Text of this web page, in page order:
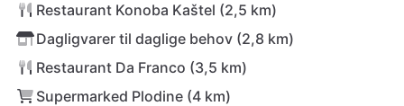
Restaurant Konoba Kaštel (2,5 km)
Dagligvarer til daglige behov (2,8 km)
Restaurant Da Franco (3,5 km)
Supermarked Plodine (4 km)